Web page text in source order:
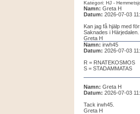
Kategori: HJ -
Namn: Greta H
Datum: 2026-07-03
Kan jag få hjälp med
Saknades i Härjedalen.
Greta H
Namn: irwh45
Datum: 2026-07-03
R = RNATEKOSMOS
S = STADAMMATAS
Namn: Greta H
Datum: 2026-07-03
Tack irwh45.
Greta H